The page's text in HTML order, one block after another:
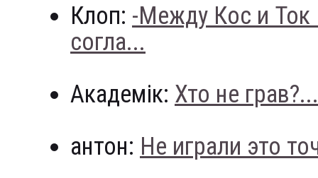
Клоп: -Между Кос и
согла...
Академік: Хто не грав?...
антон: Не играли это